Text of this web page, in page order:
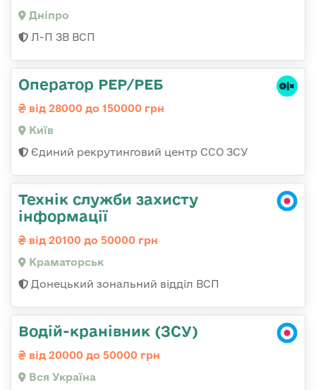
Дніпро
Л-П ЗВ ВСП
Оператор РЕР/РЕБ
від 28000 до 150000 грн
Київ
Єдиний рекрутинговий центр ССО ЗСУ
Технік служби захисту
інформації
від 20100 до 50000 грн
Краматорськ
Донецький зональний відділ ВСП
Водій-кранівник (ЗСУ)
від 20000 до 50000 грн
Вся Україна